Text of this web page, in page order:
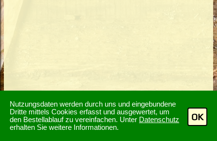
Nutzungsdaten werden durch uns und eingebundene
Dritte mittels Cookies erfasst und ausgewertet, um
den Bestellablauf zu vereinfachen. Unter Datenschutz
erhalten Sie weitere Informationen.
OK